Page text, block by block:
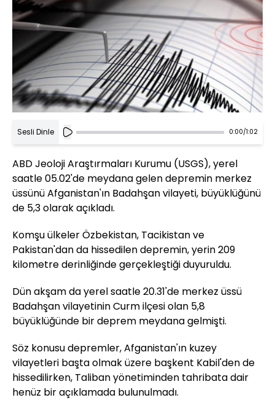
Sesli Dinle 0:00/1:02
ABD Jeoloji Araştırmaları Kurumu (USGS), yerel
saatle 05.02'de meydana gelen depremin merkez
üssünü Afganistan'ın Badahşan vilayeti, büyüklüğünü
de 5,3 olarak açıkladı.
Komşu ülkeler Özbekistan, Tacikistan ve
Pakistan'dan da hissedilen depremin, yerin 209
kilometre derinliğinde gerçekleştiği duyuruldu.
Dün akşam da yerel saatle 20.31'de merkez üssü
Badahşan vilayetinin Curm ilçesi olan 5,8
büyüklüğünde bir deprem meydana gelmişti.
Söz konusu depremler, Afganistan'ın kuzey
vilayetleri başta olmak üzere başkent Kabil'den de
hissedilirken, Taliban yönetiminden tahribata dair
henüz bir açıklamada bulunulmadı.